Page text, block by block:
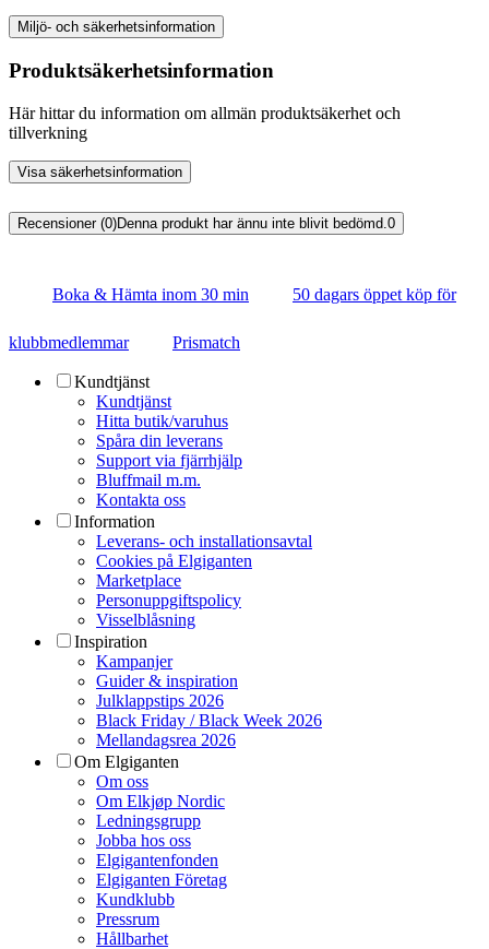
Miljö- och säkerhetsinformation
Produktsäkerhetsinformation
Här hittar du information om allmän produktsäkerhet och
tillverkning
Visa säkerhetsinformation
Recensioner (0)Denna produkt har ännu inte blivit bedömd.0
Boka & Hämta inom 30 min 50 dagars öppet köp för
klubbmedlemmar Prismatch
Kundtjänst
Kundtjänst
Hitta butik/varuhus
Spåra din leverans
Support via fjärrhjälp
Bluffmail m.m.
Kontakta oss
Information
Leverans- och installationsavtal
Cookies på Elgiganten
Marketplace
Personuppgiftspolicy
Visselblåsning
Inspiration
Kampanjer
Guider & inspiration
Julklappstips 2026
Black Friday / Black Week 2026
Mellandagsrea 2026
Om Elgiganten
Om oss
Om Elkjøp Nordic
Ledningsgrupp
Jobba hos oss
Elgigantenfonden
Elgiganten Företag
Kundklubb
Pressrum
Hållbarhet